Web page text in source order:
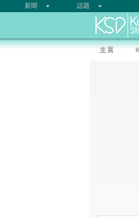
新聞 話題